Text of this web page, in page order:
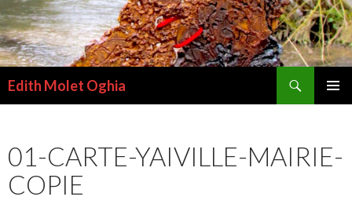
Edith Molet Oghia
01-CARTE-YAIVILLE-MAIRIE-
COPIE